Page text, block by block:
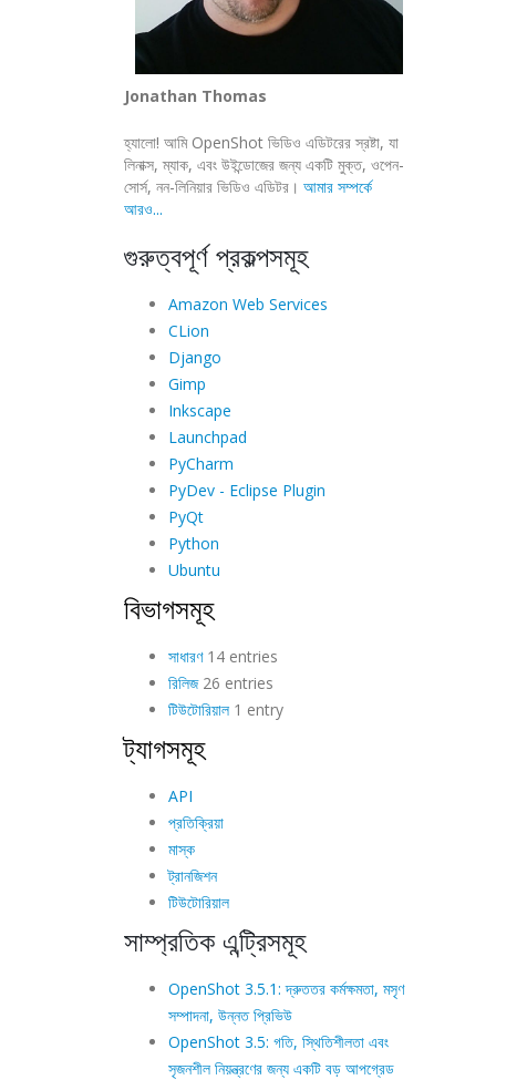
Jonathan Thomas
হ্যালো! আমি OpenShot ভিডিও এডিটরের স্রষ্টা, যা
লিনাক্স, ম্যাক, এবং উইন্ডোজের জন্য একটি মুক্ত, ওপেন-
সোর্স, নন-লিনিয়ার ভিডিও এডিটর। আমার সম্পর্কে
আরও...
গুরুত্বপূর্ণ প্রকল্পসমূহ
Amazon Web Services
CLion
Django
Gimp
Inkscape
Launchpad
PyCharm
PyDev - Eclipse Plugin
PyQt
Python
Ubuntu
বিভাগসমূহ
সাধারণ14 entries
রিলিজ26 entries
টিউটোরিয়াল1 entry
ট্যাগসমূহ
API
প্রতিক্রিয়া
মাস্ক
ট্রানজিশন
টিউটোরিয়াল
সাম্প্রতিক এন্ট্রিসমূহ
OpenShot 3.5.1: দ্রুততর কর্মক্ষমতা, মসৃণ
সম্পাদনা, উন্নত প্রিভিউ
OpenShot 3.5: গতি, স্থিতিশীলতা এবং
সৃজনশীল নিয়ন্ত্রণের জন্য একটি বড় আপগ্রেড